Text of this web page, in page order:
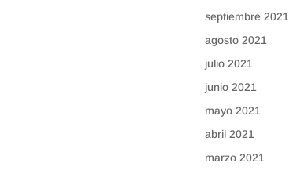
septiembre 2021
agosto 2021
julio 2021
junio 2021
mayo 2021
abril 2021
marzo 2021